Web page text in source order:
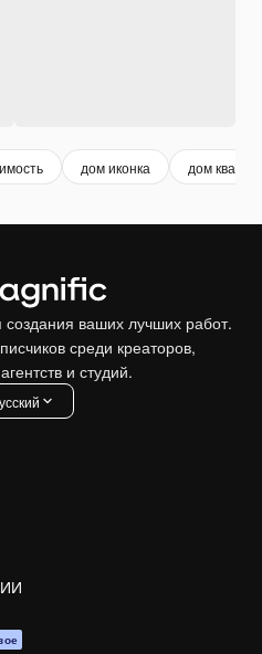
дом иконка дом
ваших лучших работ.
среди креаторов,
и студий.
ИИ